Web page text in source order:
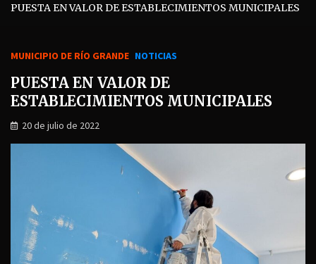
PUESTA EN VALOR DE ESTABLECIMIENTOS MUNICIPALES
MUNICIPIO DE RÍO GRANDE NOTICIAS
PUESTA EN VALOR DE
ESTABLECIMIENTOS MUNICIPALES
20 de julio de 2022